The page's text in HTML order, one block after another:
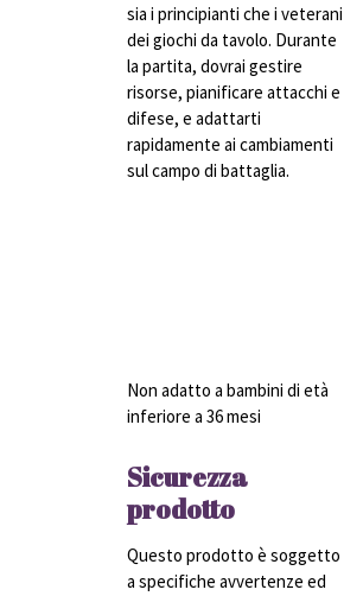
sia i principianti che i veterani
dei giochi da tavolo. Durante
la partita, dovrai gestire
risorse, pianificare attacchi e
difese, e adattarti
rapidamente ai cambiamenti
sul campo di battaglia.
Non adatto a bambini di età
inferiore a 36 mesi
Sicurezza
prodotto
Questo prodotto è soggetto
a specifiche avvertenze ed